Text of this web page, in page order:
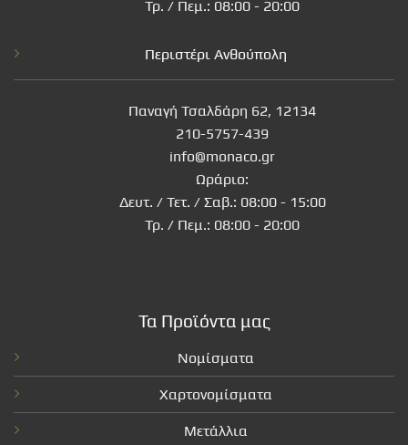
Τρ. / Πεμ.: 08:00 - 20:00
Περιστέρι Ανθούπολη
Παναγή Τσαλδάρη 62, 12134
210-5757-439
info@monaco.gr
Ωράριο:
Δευτ. / Τετ. / Σαβ.: 08:00 - 15:00
Τρ. / Πεμ.: 08:00 - 20:00
Τα Προϊόντα μας
Νομίσματα
Χαρτονομίσματα
Μετάλλια